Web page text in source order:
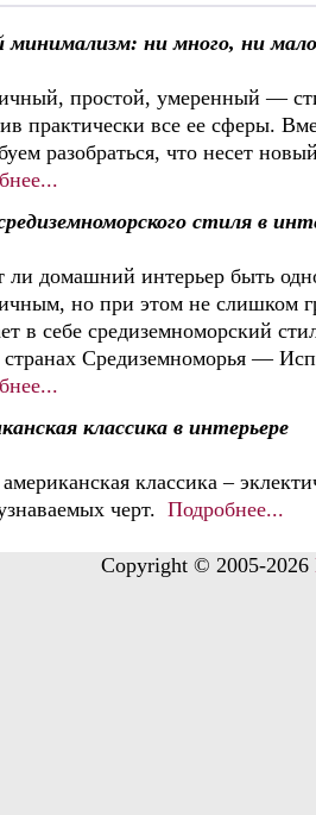
минимализм: ни много, ни
простой, умеренный —
практически все ее сферы.
разобраться, что несет
стиля в
домашний интерьер быть
но при этом не слишком
в себе средиземноморский
странах Средиземноморья —
классика в интерьере
классика –
черт. Подробнее...
Copyright © 2005-2026